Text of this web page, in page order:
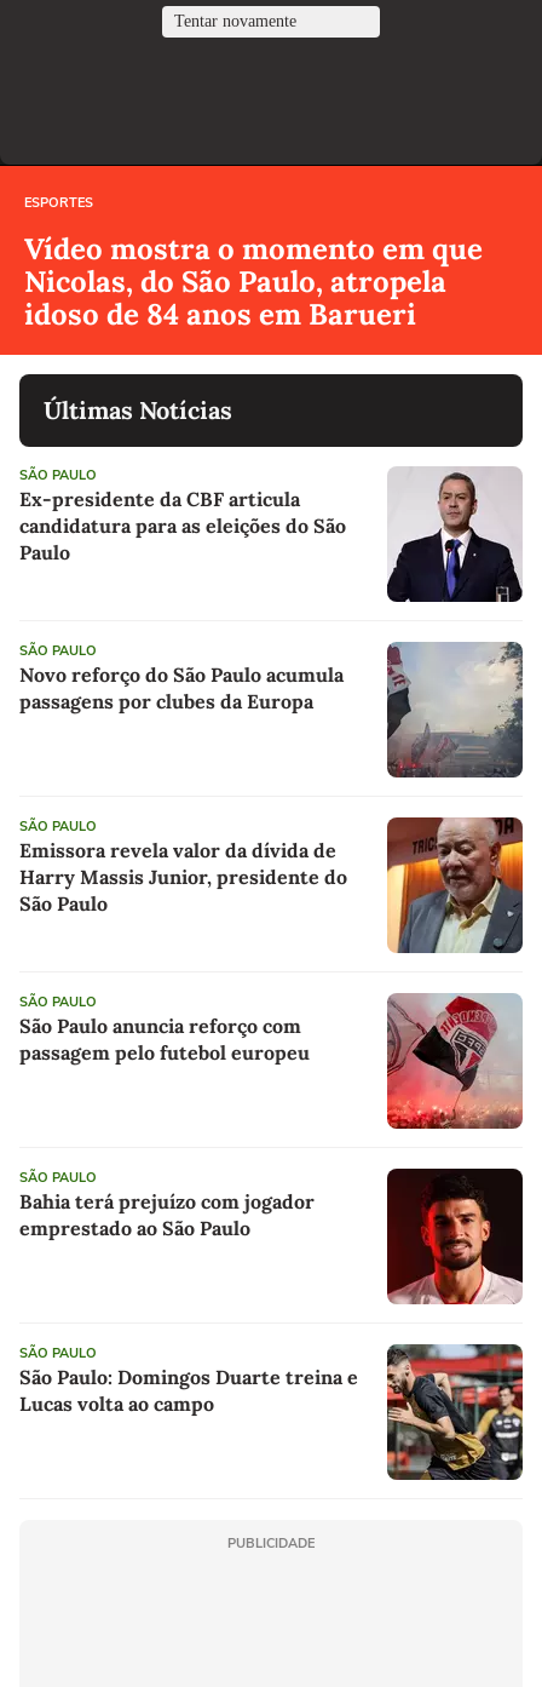
ESPORTES
Vídeo mostra o momento em que
Nicolas, do São Paulo, atropela
idoso de 84 anos em Barueri
Últimas Notícias
SÃO PAULO
Ex-presidente da CBF articula
candidatura para as eleições do São
Paulo
SÃO PAULO
Novo reforço do São Paulo acumula
passagens por clubes da Europa
SÃO PAULO
Emissora revela valor da dívida de
Harry Massis Junior, presidente do
São Paulo
SÃO PAULO
São Paulo anuncia reforço com
passagem pelo futebol europeu
SÃO PAULO
Bahia terá prejuízo com jogador
emprestado ao São Paulo
SÃO PAULO
São Paulo: Domingos Duarte treina e
Lucas volta ao campo
PUBLICIDADE